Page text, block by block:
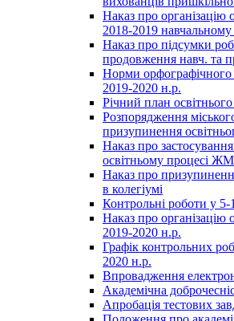
Наказ про організацію
2018-2019 навчальному
Наказ про підсумки
продовження навч. та
Норми орфографічного
2019-2020 н.р.
Річний план
Розпорядження
призупинення
Наказ про
освітньому процесі
Наказ про
в колегіумі
Контрольні роботи у 5-
Наказ про організацію
2019-2020 н.р.
Графік контрольних
2020 н.р.
Впровадження
Академічна
Апробація тестових